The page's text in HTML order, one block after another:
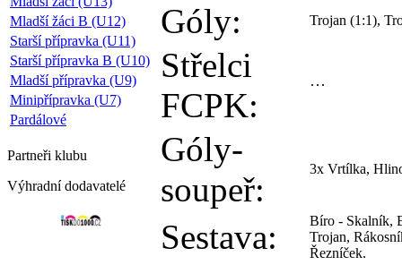
Mladší žáci B (U12)
Starší přípravka (U11)
Starší přípravka B (U10)
Mladší přípravka (U9)
Minipřípravka (U7)
Pardálové
Partneři klubu
Výhradní dodavatelé
Góly: Trojan (1:1),
Střelci
FCPK:
Góly-
soupeř:
3x Vrtílka,
Sestava:
Bíro - Skalník,
Trojan,
Řezníček.